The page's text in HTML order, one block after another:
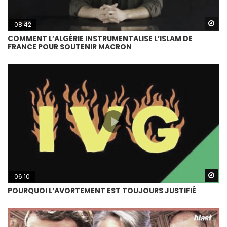
08:42
COMMENT L’ALGÉRIE INSTRUMENTALISE L’ISLAM DE
FRANCE POUR SOUTENIR MACRON
06:10
POURQUOI L’AVORTEMENT EST TOUJOURS JUSTIFIÉ